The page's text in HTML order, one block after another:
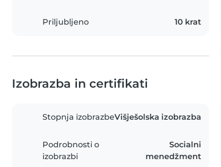
Priljubljeno 10 krat
Izobrazba in certifikati
Stopnja izobrazbeVišješolska izobrazba
Podrobnosti o
izobrazbi
Socialni
menedžment